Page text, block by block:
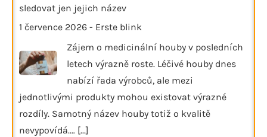
sledovat jen jejich název
1 července 2026 - Erste blink
Zájem o medicinální houby v posledních
letech výrazně roste. Léčivé houby dnes
nabízí řada výrobců, ale mezi
jednotlivými produkty mohou existovat výrazné
rozdíly. Samotný název houby totiž o kvalitě
nevypovídá.… [...]